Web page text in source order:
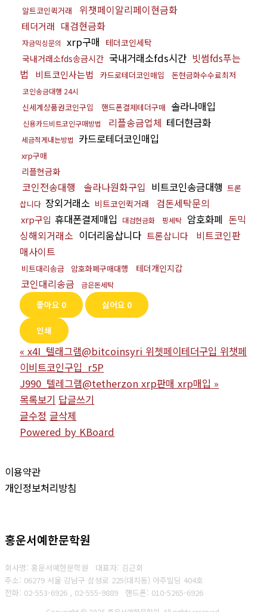
알트코인퀵거래 위챗페이알리페이현금화
테더거래 대검현금화
자금믹싱문의 xrp구매 테더코인세탁
국내거래소fds송금시간 국내거래소fds시간 빗썸fds푸는
법
비트코인사는법 카드로테더코인매입 돈현금화수수료최저
코인송금대행 24시
신세계상품권코인구입 핸드폰결제테더구매 솔라나매입
신용카드비트코인구매방법 리플송금업체 테더현금화
세금적게내는방법 카드로테더코인매입
xrp구매
리플현금화
코인전송대행 솔라나원화구입 비트코인송금대행 트론
삽니다 장외거래소 비트코인퀵거래 검돈세탁문의
xrp구입 휴대폰결제매입 대검현금화 핑세탁 암호화폐 돈믹
싱해외거래소 이더리움삽니다 트론삽니다
비트코인판
매사이트
비트대리송금 암호화폐구매대행 테더개인지갑
코인대리송금 금은돈세탁
좋아요 0 싫어요 0
인쇄
« x4I_텔래그램@bitcoinsyri 위쳇페이테더구입 위챗페
이비트코인구입_r5P
J990_텔레그램@tetherzon xrp판매 xrp매입 »
목록보기 답글쓰기
글수정 글삭제
Powered by KBoard
이용약관
개인정보처리방침
홍운서예한문학원
회사명: 홍운서예한문학원 대표자: 김근회
주소: 06279 서울 강남구 삼성로 225(대치동) 아주빌딩 404호
전화: 02-553-6926 , 02-555-9889 핸드폰: 010-5265-6926